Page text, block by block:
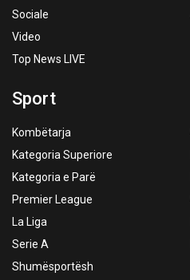
Sociale
Video
Top News LIVE
Sport
Kombëtarja
Kategoria Superiore
Kategoria e Parë
Premier League
La Liga
Serie A
Shumësportësh